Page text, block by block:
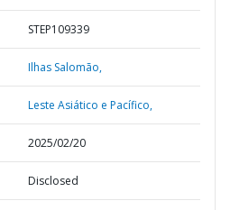
STEP109339
Ilhas Salomão,
Leste Asiático e Pacífico,
2025/02/20
Disclosed